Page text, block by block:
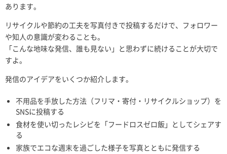
あります。
リサイクルや節約の工夫を写真付きで投稿するだけで、フォロワー
や知人の意識が変わることも。
「こんな地味な発信、誰も見ない」と思わずに続けることが大切で
すよ。
発信のアイデアをいくつか紹介します。
不用品を手放した方法（フリマ・寄付・リサイクルショップ）を
SNSに投稿する
食材を使い切ったレシピを「フードロスゼロ飯」としてシェアす
る
家族でエコな週末を過ごした様子を写真とともに発信する